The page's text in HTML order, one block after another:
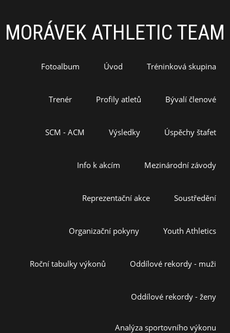
MORÁVEK ATHLETIC TEAM
Fotoalbum Úvod Tréninková skupina
Trenér Profily atletů Bývalí členové
SCM - ACM Výsledky Úspěchy štafet
Info k akcím Mezinárodní závody
Reprezentační akce Soustředění
Organizační pokyny Youth Athletics
Roční tabulky výkonů Oddílové rekordy - muži
Oddílové rekordy - ženy
Analýza sportovního výkonu